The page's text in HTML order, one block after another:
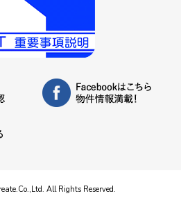
All Rights Reserved.